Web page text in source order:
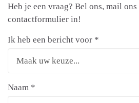
Heb je een vraag? Bel ons, mail
contactformulier in!
Ik heb een bericht voor *
Naam *